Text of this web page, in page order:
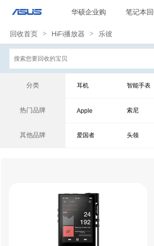
华硕企业购 笔记本
回收首页 > HiFi播放器 > 乐彼
分类 耳机 智能手表
热门品牌 Apple 索尼
其他品牌 爱国者 头领